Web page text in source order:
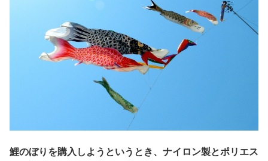
鯉のぼりを購入しようというとき、ナイロン製とポリエス